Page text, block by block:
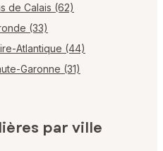
de Calais (62)
(33)
Atlantique (44)
Garonne (31)
par ville